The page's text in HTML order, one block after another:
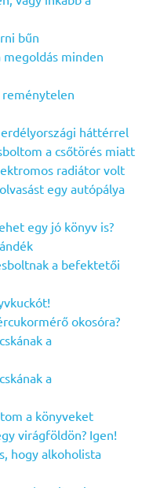
bűn
megoldás minden
reménytelen
háttérrel
a csőtörés miatt
radiátor volt
egy autópálya
egy jó könyv is?
a befektetői
okosóra?
a
a
a könyveket
virágföldön? Igen!
hogy alkoholista